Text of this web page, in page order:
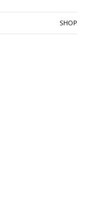
SHOP